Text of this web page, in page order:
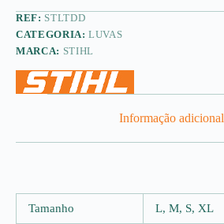
REF: STLTDD
CATEGORIA:LUVAS
MARCA: STIHL
Informação adicional
Tamanho L, M, S, XL